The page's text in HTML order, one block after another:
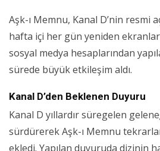
Aşk-ı Memnu, Kanal D’nin resmi
hafta içi her gün yeniden
sosyal medya hesaplarından
sürede büyük etkileşim aldı.
Kanal D’den Beklenen Duyuru
Kanal D yıllardır süregelen
sürdürerek Aşk-ı Memnu
ekledi. Yapılan duyuruda dizinin